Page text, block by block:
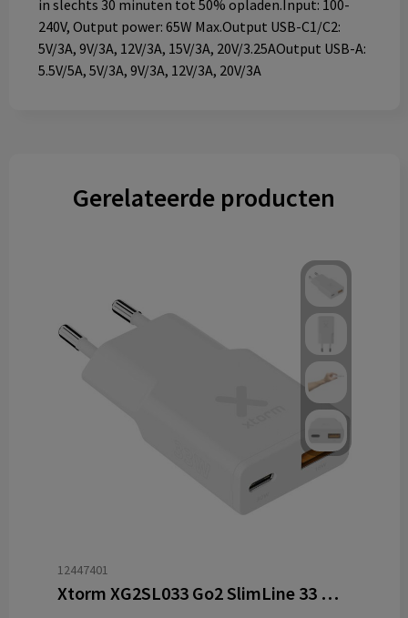
in slechts 30 minuten tot 50% opladen.Input: 100-
240V, Output power: 65W Max.Output USB-C1/C2:
5V/3A, 9V/3A, 12V/3A, 15V/3A, 20V/3.25AOutput USB-A:
5.5V/5A, 5V/3A, 9V/3A, 12V/3A, 20V/3A
Gerelateerde producten
12447401
Xtorm XG2SL033 Go2 SlimLine 33 W oplader